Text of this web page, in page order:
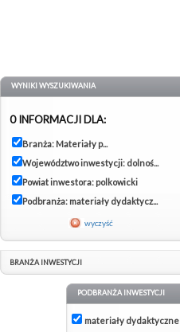
WYNIKI WYSZUKIWANIA
0 INFORMACJI DLA:
Branża: Materiały p...
Województwo inwestycji: dolnoś...
Powiat inwestora: polkowicki
Podbranża: materiały dydaktycz...
wyczyść
BRANŻA INWESTYCJI
PODBRANŻA INWESTYCJI
materiały dydaktyczne